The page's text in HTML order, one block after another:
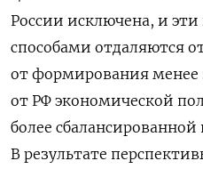
России исключена, и
способами отдаляются
от формирования менее
от РФ экономической
более
В результате